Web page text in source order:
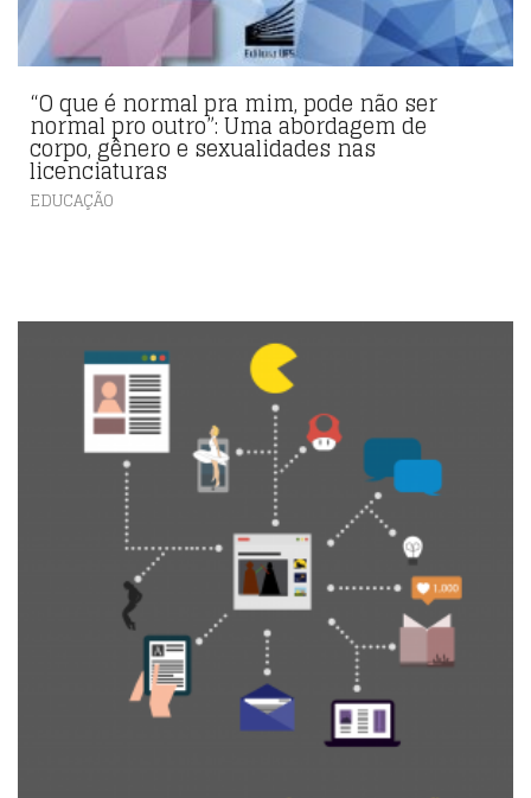
“O que é normal pra mim, pode não ser
normal pro outro”: Uma abordagem de
corpo, gênero e sexualidades nas
licenciaturas
EDUCAÇÃO